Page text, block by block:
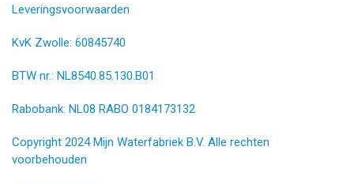
Leveringsvoorwaarden
KvK Zwolle: 60845740
BTW nr.: NL8540.85.130.B01
Rabobank: NL08 RABO 0184173132
Copyright 2024 Mijn Waterfabriek B.V. Alle rechten
voorbehouden